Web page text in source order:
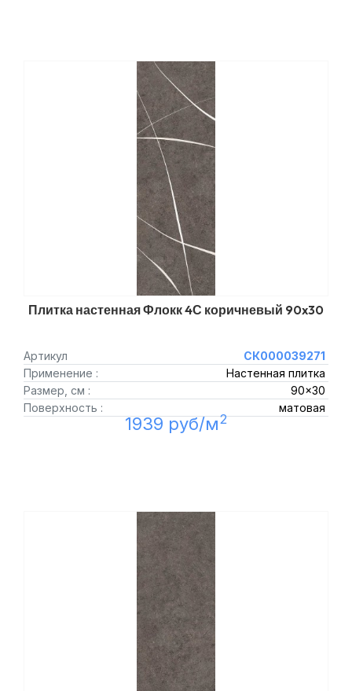
Плитка настенная Флокк 4С коричневый 90x30
Артикул
СК000039271
Применение :
Настенная плитка
Размер, см :
90x30
Поверхность :
матовая
1939 руб/м2